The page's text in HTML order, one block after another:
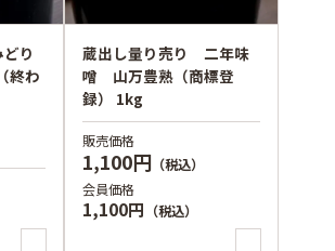
り
終わ
蔵出し量り売り 二年味
噌 山万豊熟（商標登
録） 1kg
販売価格
1,100円 （税込）
会員価格
1,100円 （税込）